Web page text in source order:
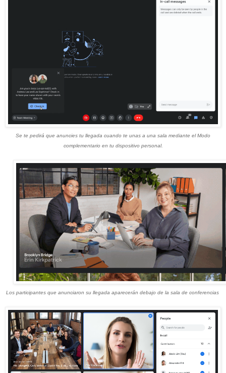
Se te pedirá que anuncies tu llegada cuando te unas a una sala mediante el Modo
complementario en tu dispositivo personal.
Los participantes que anunciaron su llegada aparecerán debajo de la sala de conferencias